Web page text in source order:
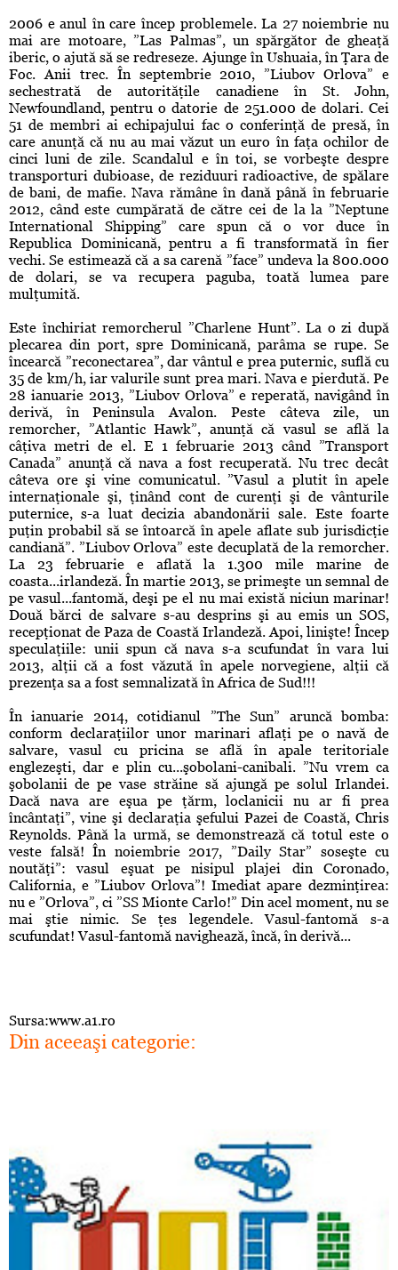
2006 e anul în care încep problemele. La 27 noiembrie nu
mai are motoare, ”Las Palmas”, un spărgător de gheaţă
iberic, o ajută să se redreseze. Ajunge în Ushuaia, în Ţara de
Foc. Anii trec. În septembrie 2010, ”Liubov Orlova” e
sechestrată de autorităţile canadiene în St. John,
Newfoundland, pentru o datorie de 251.000 de dolari. Cei
51 de membri ai echipajului fac o conferinţă de presă, în
care anunţă că nu au mai văzut un euro în faţa ochilor de
cinci luni de zile. Scandalul e în toi, se vorbeşte despre
transporturi dubioase, de reziduuri radioactive, de spălare
de bani, de mafie. Nava rămâne în dană până în februarie
2012, când este cumpărată de către cei de la la ”Neptune
International Shipping” care spun că o vor duce în
Republica Dominicană, pentru a fi transformată în fier
vechi. Se estimează că a sa carenă ”face” undeva la 800.000
de dolari, se va recupera paguba, toată lumea pare
mulţumită.
Este închiriat remorcherul ”Charlene Hunt”. La o zi după
plecarea din port, spre Dominicană, parâma se rupe. Se
încearcă ”reconectarea”, dar vântul e prea puternic, suflă cu
35 de km/h, iar valurile sunt prea mari. Nava e pierdută. Pe
28 ianuarie 2013, ”Liubov Orlova” e reperată, navigând în
derivă, în Peninsula Avalon. Peste câteva zile, un
remorcher, ”Atlantic Hawk”, anunţă că vasul se află la
câţiva metri de el. E 1 februarie 2013 când ”Transport
Canada” anunţă că nava a fost recuperată. Nu trec decât
câteva ore şi vine comunicatul. ”Vasul a plutit în apele
internaţionale şi, ţinând cont de curenţi şi de vânturile
puternice, s-a luat decizia abandonării sale. Este foarte
puţin probabil să se întoarcă în apele aflate sub jurisdicţie
candiană”. ”Liubov Orlova” este decuplată de la remorcher.
La 23 februarie e aflată la 1.300 mile marine de
coasta...irlandeză. În martie 2013, se primeşte un semnal de
pe vasul...fantomă, deşi pe el nu mai există niciun marinar!
Două bărci de salvare s-au desprins şi au emis un SOS,
recepţionat de Paza de Coastă Irlandeză. Apoi, linişte! Încep
speculaţiile: unii spun că nava s-a scufundat în vara lui
2013, alţii că a fost văzută în apele norvegiene, alţii că
prezenţa sa a fost semnalizată în Africa de Sud!!!
În ianuarie 2014, cotidianul ”The Sun” aruncă bomba:
conform declaraţiilor unor marinari aflaţi pe o navă de
salvare, vasul cu pricina se află în apale teritoriale
englezeşti, dar e plin cu...şobolani-canibali. ”Nu vrem ca
şobolanii de pe vase străine să ajungă pe solul Irlandei.
Dacă nava are eşua pe ţărm, loclanicii nu ar fi prea
încântaţi”, vine şi declaraţia şefului Pazei de Coastă, Chris
Reynolds. Până la urmă, se demonstrează că totul este o
veste falsă! În noiembrie 2017, ”Daily Star” soseşte cu
noutăţi”: vasul eşuat pe nisipul plajei din Coronado,
California, e ”Liubov Orlova”! Imediat apare dezminţirea:
nu e ”Orlova”, ci ”SS Mionte Carlo!” Din acel moment, nu se
mai ştie nimic. Se ţes legendele. Vasul-fantomă s-a
scufundat! Vasul-fantomă navighează, încă, în derivă...
Sursa:www.a1.ro
Din aceeaşi categorie: